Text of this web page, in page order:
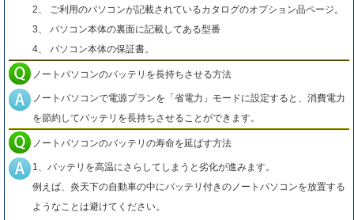
2、 ご利用のパソコンが記載されているカタログのオプション品ページ。
3、 パソコン本体の裏面に記載してある型番
4、 パソコン本体の保証書。
ノートパソコンのバッテリを長持ちさせる方法
ノートパソコンで電源プランを「省電力」モードに設定すると、消費電力
を節約してバッテリを長持ちさせることができます。
ノートパソコンのバッテリの寿命を延ばす方法
1、バッテリを高温にさらしてしまうと劣化が進みます。
例えば、炎天下の自動車の中にバッテリ付きのノートパソコンを放置する
ようなことは避けてください。